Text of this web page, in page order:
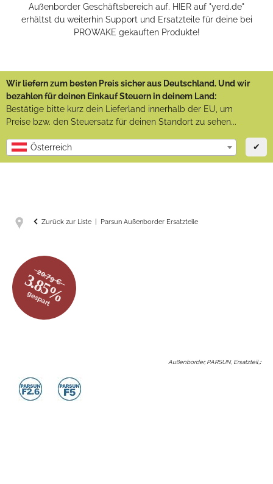
Außenborder Geschäftsbereich auf. HIER auf "yerd.de"
erhältst du weiterhin Support und Ersatzteile für deine bei
PROWAKE gekauften Produkte!
Wir liefern zum besten Preis sicher aus Deutschland. Und wir
bezahlen für deinen Einkauf Steuern in deinem Land:
Bestätige bitte kurz dein Lieferland innerhalb der EU, um
Preise bzw. den Steuersatz für deinen Standort zu sehen...
Österreich ✔
Zurück zur Liste Parsun Außenborder Ersatzteile
20.79 €
3.85%
gespart
Außenborder, PARSUN, Ersatzteil, :